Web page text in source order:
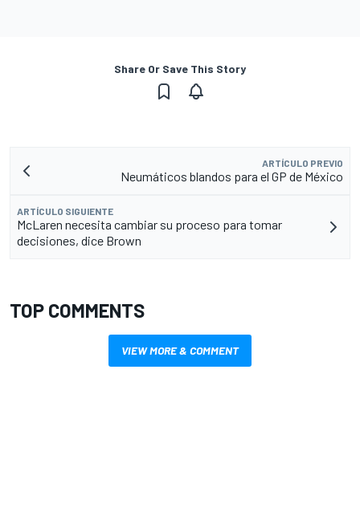
Share Or Save This Story
ARTÍCULO PREVIO
Neumáticos blandos para el GP de México
ARTÍCULO SIGUIENTE
McLaren necesita cambiar su proceso para tomar
decisiones, dice Brown
TOP COMMENTS
VIEW MORE & COMMENT